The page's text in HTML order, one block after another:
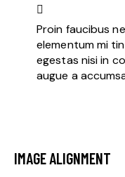
Proin faucibus
elementum mi
egestas nisi in
augue a
IMAGE ALIGNMENT